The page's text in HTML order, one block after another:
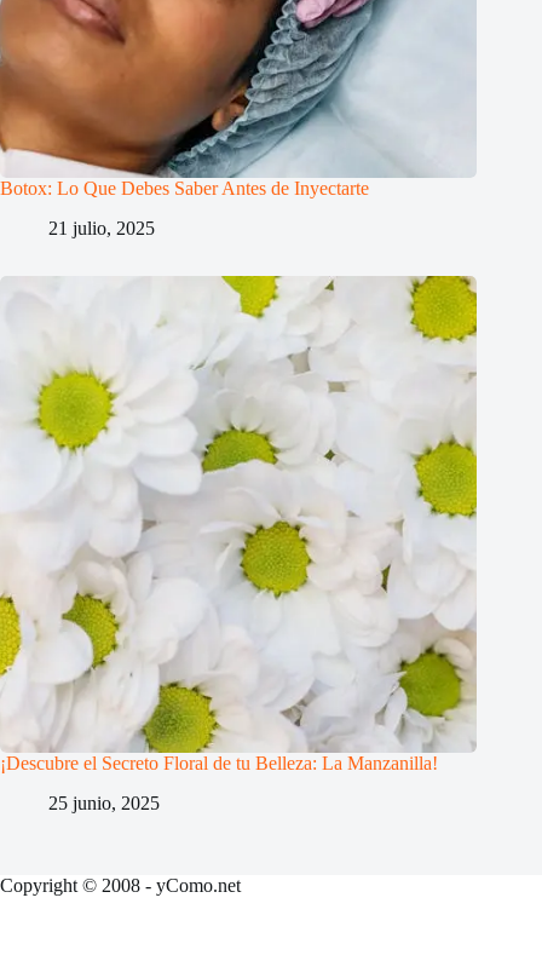
Botox: Lo Que Debes Saber Antes de Inyectarte
21 julio, 2025
¡Descubre el Secreto Floral de tu Belleza: La Manzanilla!
25 junio, 2025
Copyright © 2008 - yComo.net